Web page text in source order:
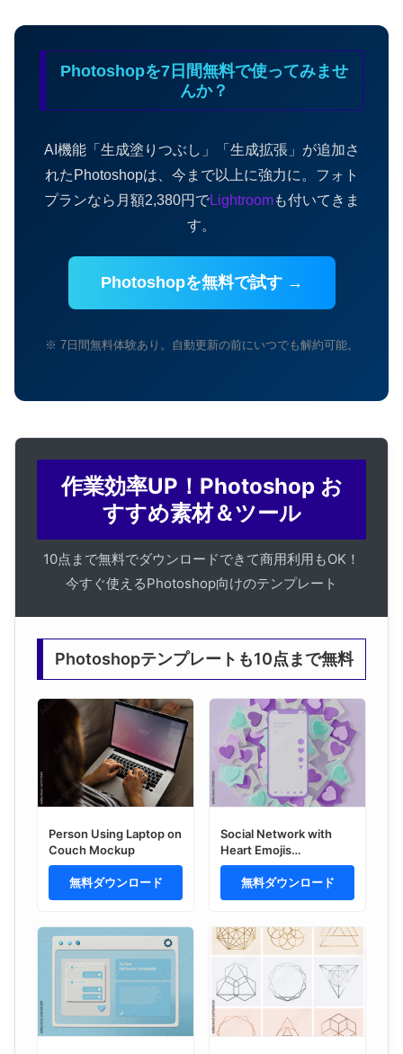
Photoshopを7日間無料で使ってみませ
んか？
AI機能「生成塗りつぶし」「生成拡張」が追加さ
れたPhotoshopは、今まで以上に強力に。フォト
プランなら月額2,380円でLightroomも付いてきま
す。
Photoshopを無料で試す →
※ 7日間無料体験あり。自動更新の前にいつでも解約可能。
作業効率UP！Photoshop お
すすめ素材＆ツール
10点まで無料でダウンロードできて商用利用もOK！
今すぐ使えるPhotoshop向けのテンプレート
Photoshopテンプレートも10点まで無料
Person Using Laptop on
Couch Mockup
無料ダウンロード
Social Network with
Heart Emojis
Background Mockup
無料ダウンロード